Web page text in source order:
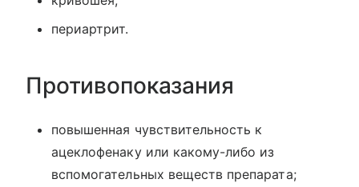
периартрит.
Противопоказания
повышенная чувствительность к
ацеклофенаку или какому-либо из
вспомогательных веществ препарата;